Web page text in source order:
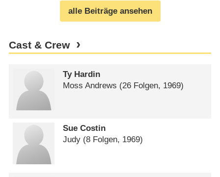
alle Beiträge ansehen
Cast & Crew
Ty Hardin
Moss Andrews (26 Folgen, 1969)
Sue Costin
Judy (8 Folgen, 1969)